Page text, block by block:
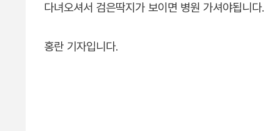
다녀오셔서 검은딱지가 보이면 병원 가셔야됩니다.
홍란 기자입니다.